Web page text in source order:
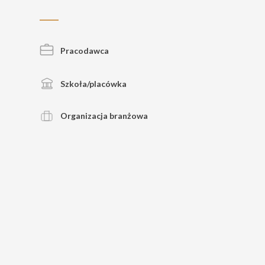
Pracodawca
Szkoła/placówka
Organizacja branżowa